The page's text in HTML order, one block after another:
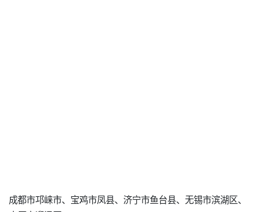
成都市邛崃市、宝鸡市凤县、济宁市鱼台县、无锡市滨湖区、